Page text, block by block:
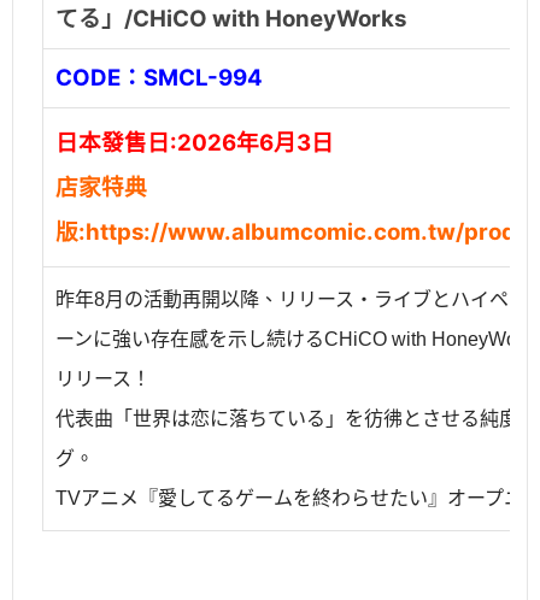
てる」/CHiCO with HoneyWorks
CODE： SMCL-994
日本發售日:2026年6月3日
店家特典
版:https://www.albumcomic.com.tw/
昨年8月の活動再開以降、リリース・ライブとハイペー
ーンに強い存在感を示し続けるCHiCO with
リリース！
代表曲「世界は恋に落ちている」を彷彿とさせる純度
グ。
TVアニメ『愛してるゲームを終わらせたい』オープニ